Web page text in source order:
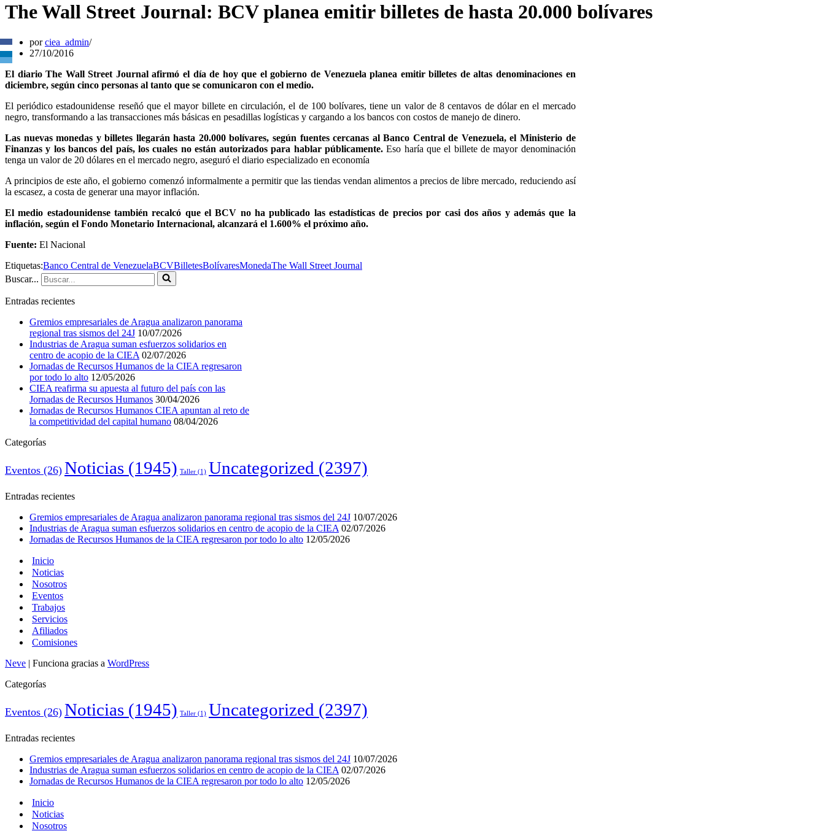
The Wall Street Journal: BCV planea emitir billetes de hasta 20.000 bolívares
porciea_admin
27/10/2016
El diario The Wall Street Journal afirmó el día de hoy que el gobierno de Venezuela planea emitir billetes de altas denominaciones en
diciembre, según cinco personas al tanto que se comunicaron con el medio.
El periódico estadounidense reseñó que el mayor billete en circulación, el de 100 bolívares, tiene un valor de 8 centavos de dólar en el mercado
negro, transformando a las transacciones más básicas en pesadillas logísticas y cargando a los bancos con costos de manejo de dinero.
Las nuevas monedas y billetes llegarán hasta 20.000 bolívares, según fuentes cercanas al Banco Central de Venezuela, el Ministerio de
Finanzas y los bancos del país, los cuales no están autorizados para hablar públicamente. Eso haría que el billete de mayor denominación
tenga un valor de 20 dólares en el mercado negro, aseguró el diario especializado en economía
A principios de este año, el gobierno comenzó informalmente a permitir que las tiendas vendan alimentos a precios de libre mercado, reduciendo así
la escasez, a costa de generar una mayor inflación.
El medio estadounidense también recalcó que el BCV no ha publicado las estadísticas de precios por casi dos años y además que la
inflación, según el Fondo Monetario Internacional, alcanzará el 1.600% el próximo año.
Fuente: El Nacional
Etiquetas:Banco Central de VenezuelaBCVBilletesBolívaresMonedaThe Wall Street Journal
Buscar...
Entradas recientes
Gremios empresariales de Aragua analizaron panorama
regional tras sismos del 24J 10/07/2026
Industrias de Aragua suman esfuerzos solidarios en
centro de acopio de la CIEA 02/07/2026
Jornadas de Recursos Humanos de la CIEA regresaron
por todo lo alto 12/05/2026
CIEA reafirma su apuesta al futuro del país con las
Jornadas de Recursos Humanos 30/04/2026
Jornadas de Recursos Humanos CIEA apuntan al reto de
la competitividad del capital humano 08/04/2026
Categorías
Eventos (26) Noticias (1945) Taller (1) Uncategorized (2397)
Entradas recientes
Gremios empresariales de Aragua analizaron panorama regional tras sismos del 24J 10/07/2026
Industrias de Aragua suman esfuerzos solidarios en centro de acopio de la CIEA 02/07/2026
Jornadas de Recursos Humanos de la CIEA regresaron por todo lo alto 12/05/2026
Inicio
Noticias
Nosotros
Eventos
Trabajos
Servicios
Afiliados
Comisiones
Neve | Funciona gracias a WordPress
Categorías
Eventos (26) Noticias (1945) Taller (1) Uncategorized (2397)
Entradas recientes
Gremios empresariales de Aragua analizaron panorama regional tras sismos del 24J 10/07/2026
Industrias de Aragua suman esfuerzos solidarios en centro de acopio de la CIEA 02/07/2026
Jornadas de Recursos Humanos de la CIEA regresaron por todo lo alto 12/05/2026
Inicio
Noticias
Nosotros